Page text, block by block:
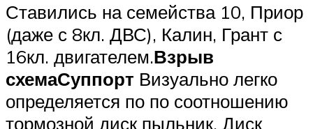
Ставились на семейства 10, Приор
(даже с 8кл. ДВС), Калин, Грант с
16кл. двигателем.Взрыв
схемаСуппорт Визуально легко
определяется по по соотношению
тормозной диск пыльник. Диск